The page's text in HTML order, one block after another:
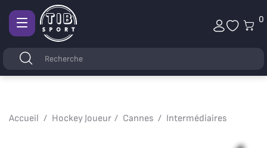
0
Mots
Rechercher
Afficher
navigation
Accueil Hockey Joueur Cannes Intermédiaires